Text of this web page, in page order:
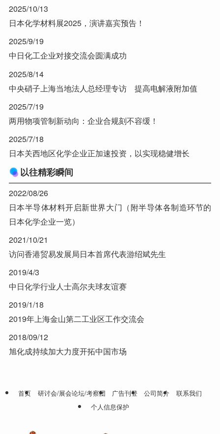
2025/10/13
日本化学材料展2025，演讲嘉宾预告！
2025/9/19
中日化工企业对接交流会圆满成功
2025/8/14
中央硝子上海当地法人总经理专访 提高电解液附加值
2025/7/19
两用物项管制新动向：企业合规刻不容缓！
2025/7/18
日本关西地区化学企业正加速投资，以实现稳健增长
以往精彩瞬间
2022/08/26
日本半导体材料开启新世界大门（附半导体各制造环节的
日本化学企业一览）
2021/10/21
访问香港贸易发展局日本首席代表游绍斌先生
2019/4/3
中日化学行业人士高尔夫球友谊赛
2019/1/18
2019年上海金山第二工业区工作交流会
2018/09/12
旭化成持续加大力度开拓中国市场
首页 研讨会/展会论坛/考察团 广告刊登 公司简介
联系我们
个人信息保护